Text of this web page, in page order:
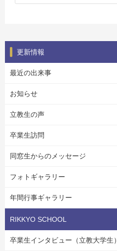
更新情報
最近の出来事
お知らせ
立教生の声
卒業生訪問
同窓生からのメッセージ
フォトギャラリー
年間行事ギャラリー
RIKKYO SCHOOL
卒業生インタビュー（立教大学生）